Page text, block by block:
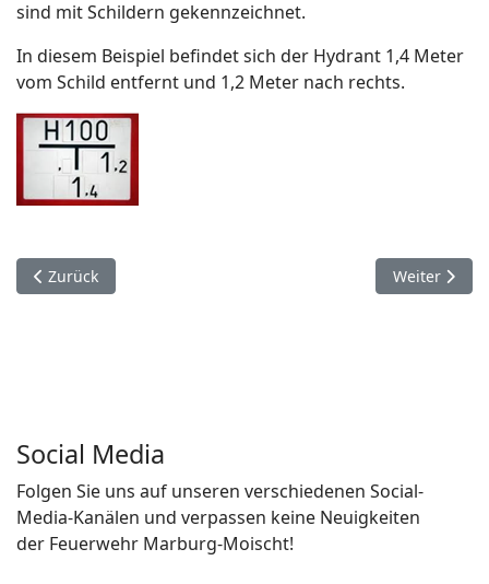
sind mit Schildern gekennzeichnet.
In diesem Beispiel befindet sich der Hydrant 1,4 Meter
vom Schild entfernt und 1,2 Meter nach rechts.
Vorheriger Beitrag: Rettungsgasse
Zurück Nächster
Weiter
Social Media
Folgen Sie uns auf unseren verschiedenen Social-
Media-Kanälen und verpassen keine Neuigkeiten
der Feuerwehr Marburg-Moischt!